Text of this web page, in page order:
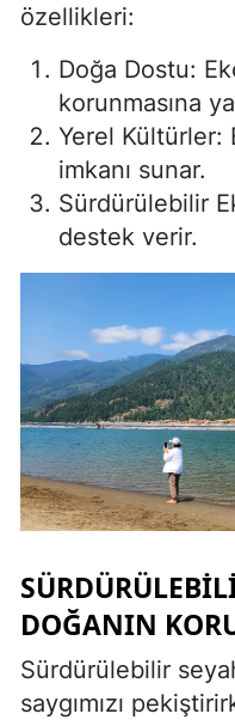
özellikleri:
Doğa Dostu:
korunmasına
Yerel Kültürler:
imkanı sunar.
Sürdürülebilir
destek verir.
DOĞANIN
Sürdürülebilir
saygımızı